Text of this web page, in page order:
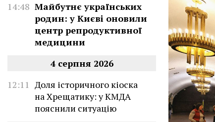
14:48 Майбутнє українських
родин: у Києві оновили
центр репродуктивної
медицини
4 серпня 2026
12:11 Доля історичного кіоска
на Хрещатику: у КМДА
пояснили ситуацію